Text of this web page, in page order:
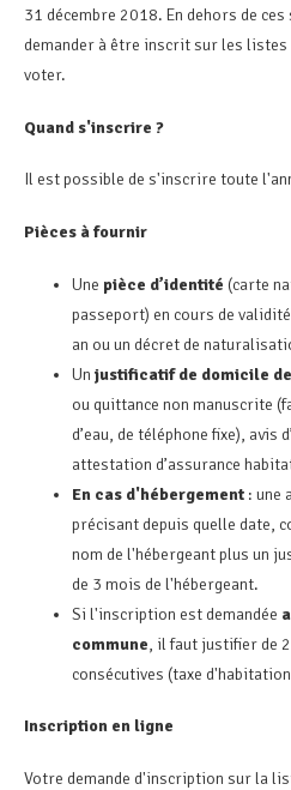
31 décembre 2018. En dehors de
demander à être inscrit sur les
voter.
Quand s'inscrire ?
Il est possible de s'inscrire toute
Pièces à fournir
Une pièce d’identité (carte
passeport) en cours de
an ou un décret de
Un justificatif de domicile
ou quittance non manuscrite
d’eau, de téléphone fixe), avis
attestation d’assurance
En cas d'hébergement : une
précisant depuis quelle date,
nom de l'hébergeant plus un
de 3 mois de l'hébergeant.
Si l'inscription est demandée
commune, il faut justifier de
consécutives (taxe
Inscription en ligne
Votre demande d'inscription sur la